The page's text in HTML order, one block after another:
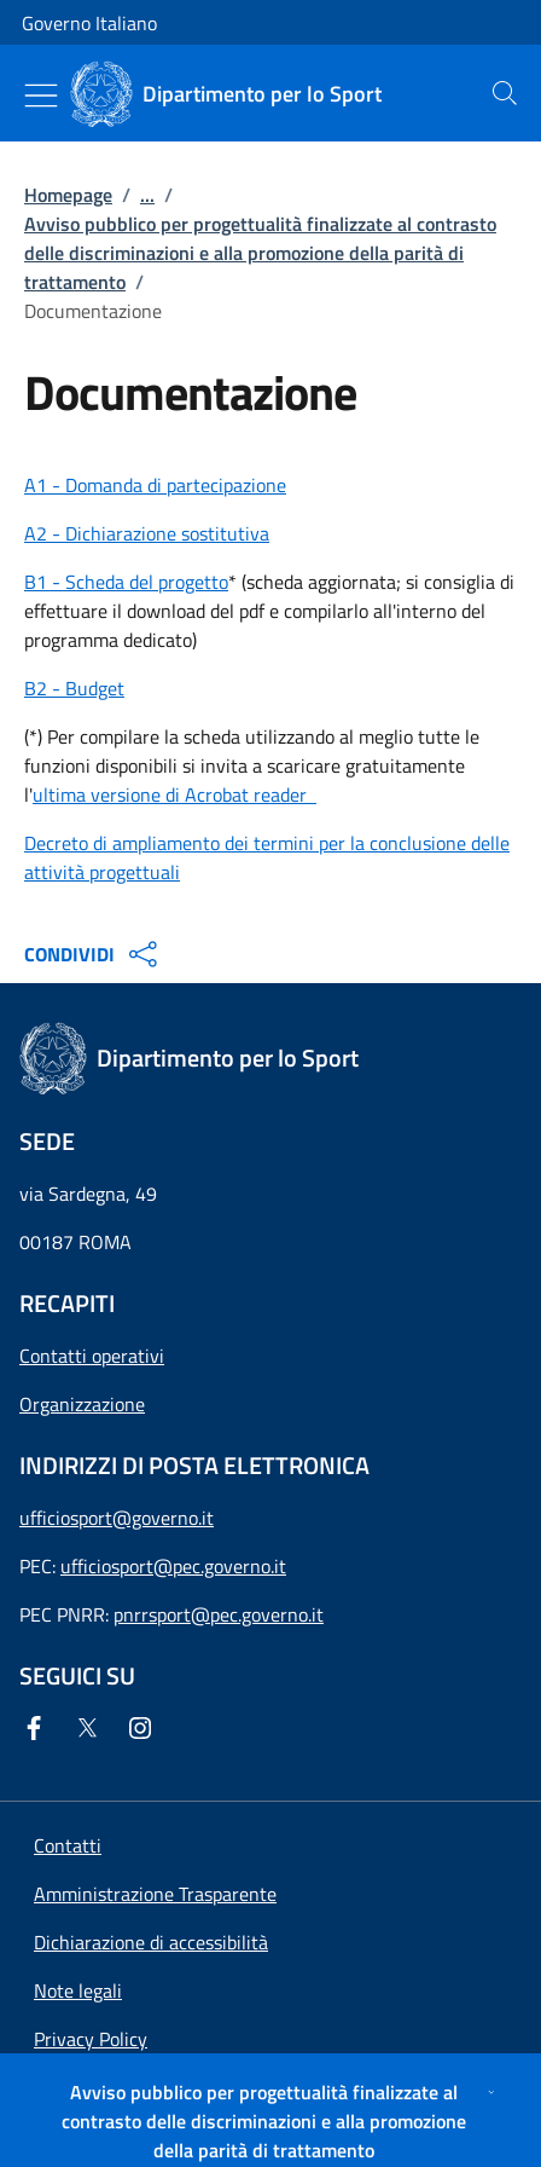
Vai al contenuto
Vai alla navigazione del sito
Governo Italiano
Dipartimento per lo Sport Cerca
Homepage / ... /
Avviso pubblico per progettualità finalizzate al contrasto
delle discriminazioni e alla promozione della parità di
trattamento /
Documentazione
Documentazione
A1 - Domanda di partecipazione
A2 - Dichiarazione sostitutiva
B1 - Scheda del progetto* (scheda aggiornata; si consiglia di
effettuare il download del pdf e compilarlo all'interno del
programma dedicato)
B2 - Budget
(*) Per compilare la scheda utilizzando al meglio tutte le
funzioni disponibili si invita a scaricare gratuitamente
l'ultima versione di Acrobat reader
Decreto di ampliamento dei termini per la conclusione delle
attività progettuali
CONDIVIDI
Avviso pubblico per progettualità finalizzate al
contrasto delle discriminazioni e alla promozione
della parità di trattamento
Dipartimento per lo Sport
SEDE
via Sardegna, 49
00187 ROMA
RECAPITI
Contatti operativi
Organizzazione
INDIRIZZI DI POSTA ELETTRONICA
ufficiosport@governo.it
PEC: ufficiosport@pec.governo.it
PEC PNRR: pnrrsport@pec.governo.it
SEGUICI SU
Contatti
Amministrazione Trasparente
Dichiarazione di accessibilità
Note legali
Privacy Policy
Social Media Policy
Preferenze cookie